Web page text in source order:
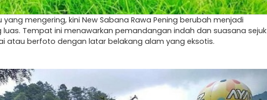
mengering, kini New Sabana Rawa Pening berubah menjadi
Tempat ini menawarkan pemandangan indah dan suasana sejuk
atau berfoto dengan latar belakang alam yang eksotis.